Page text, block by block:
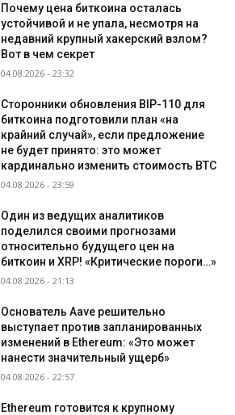
Почему цена биткоина осталась
устойчивой и не упала, несмотря на
недавний крупный хакерский взлом?
Вот в чем секрет
04.08.2026 - 23:32
Сторонники обновления BIP-110 для
биткоина подготовили план «на
крайний случай», если предложение
не будет принято: это может
кардинально изменить стоимость BTC
04.08.2026 - 23:59
Один из ведущих аналитиков
поделился своими прогнозами
относительно будущего цен на
биткоин и XRP! «Критические пороги…»
04.08.2026 - 21:13
Основатель Aave решительно
выступает против запланированных
изменений в Ethereum: «Это может
нанести значительный ущерб»
04.08.2026 - 22:57
Ethereum готовится к крупному